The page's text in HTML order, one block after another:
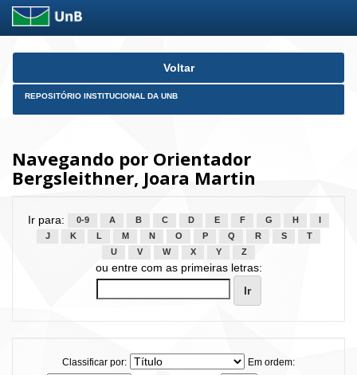
Skip
Voltar
REPOSITÓRIO INSTITUCIONAL DA UNB
Navegando por Orientador
Bergsleithner, Joara Martin
Ir para: 0-9 A B C D E F G H
J
K L M N O P Q R S
T
U
V W X Y Z
ou entre com as primeiras letras:
Classificar por:
Em ordem: